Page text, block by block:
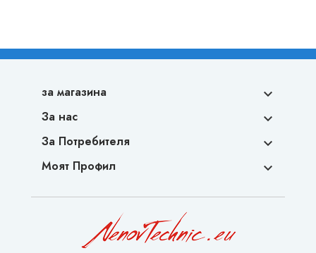
за магазина 
За нас 
За Потребителя 
Моят Профил 